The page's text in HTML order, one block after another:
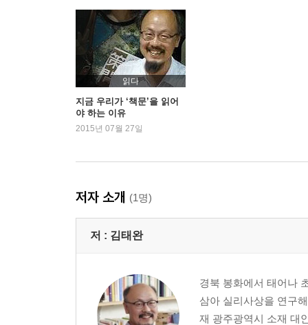
대책: 쉬울 때에는 어려움을, 시작할 때에는 끝을
책문 속으로: 닭실마을과 충재공 권벌 이야기
4장 이상 정치를 실현하는 방법
책문: 오늘과 같은 시대에 옛날의 이상 정치를 이
대책: 참된 마음에서 나와야만 행정이 실효를 거두
책문 속으로: 조광조, 좌절된 개혁의 안타까운 기억
참으로 절제하고 절제하면 술 마심에 근심할 일이
책문 속으로: 중종과 김구, 깊은 밤에 독대하다
책문: 외교관은 어떤 자질을 갖추어야 하는가?(중
대책: 재능보다 덕을 우선해야 합니다(김의정)
책문 속으로: 조선과 중국, 그리고 대한민국과 미국
읽다
지금 우리가 ‘책문’을 읽어
야 하는 이유
2015년 07월 27일
저자 소개 (1명)
저 : 김태완
경북 봉화에서 태어나
삼아 실리사상을 연구
재 광주광역시 소재 대